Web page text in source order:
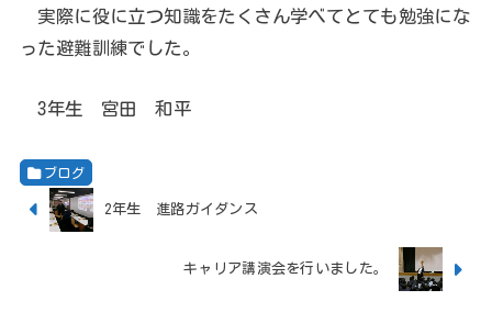
実際に役に立つ知識をたくさん学べてとても勉強にな
った避難訓練でした。
3年生 宮田 和平
ブログ
2年生 進路ガイダンス
キャリア講演会を行いました。